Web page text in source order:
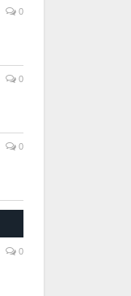
0
0
0
0